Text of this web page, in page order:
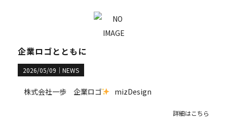
企業ロゴとともに
2026/05/09｜ NEWS
株式会社一歩 企業ロゴ mizDesign
詳細はこちら